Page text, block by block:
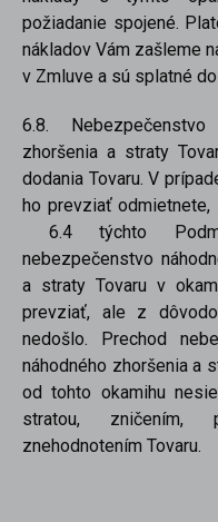
požiadanie spojené.
nákladov Vám zašleme
v Zmluve a sú splatné
6.8.
zhoršenia a straty
dodania Tovaru. V
ho prevziať
6.4 týchto
nebezpečenstvo
a straty Tovaru v
prevziať, ale z
nedošlo. Prechod
náhodného zhoršenia a
od tohto okamihu
stratou, zničením,
znehodnotením Tovaru.